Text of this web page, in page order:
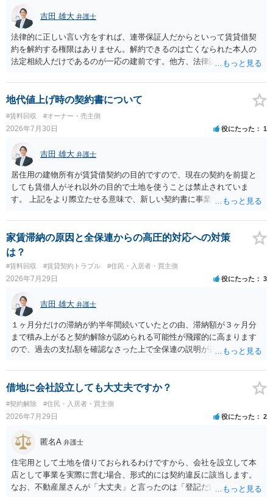
吉田 雄大 弁護士
法律的に正しい言い方をすれば、連帯保証人だからといって賃貸借契
約を解約する権限はありません。解約できるのは亡くなられた本人の
法定相続人だけであるのが一応の建前です。他方、法律論はさてお
する動機づけがなくなります。 今回進められつつある手続はあくまで
も、建物を賃貸人に一日も早く明け渡すための便宜的方法として理解
するのが良いと思います。またその方法で進めた方が、連帯保証人で
あるお知り合いさんにとっても、自身の経済的負担を最小限に食い止
められるため望ましいやり方だといえます。
地代値上げ時の契約書について
#賃料回収 #オーナー・売主側
2026年7月30日 役にたった 1
吉田 雄大 弁護士
居住用の建物所有が賃貸借契約の目的ですので、現在の契約を前提と
しても賃借人がそれ以外の目的で土地を使うことは禁止されていま
す。 上記をより際立たせる意味で、新しい契約書に事業用として用い
交渉である以上賃借人が拒んだ場合には入りませんが、提案するのは
良い方法と思います。
家賃滞納の原因と全保連からの高圧的対応への対策
は？
#賃料回収 #賃貸契約トラブル #住民・入居者・買主側
2026年7月29日 役にたった 3
吉田 雄大 弁護士
１ヶ月分だけの滞納が約半年間続いていたとの由、滞納額が３ヶ月分
まで積み上がると契約解除が認められる可能性が飛躍的に高まります
ので、過去の支払額を確認なさった上で全保連の説明が正しければ、
た理由は気になるところですが、中身のある返答は期待できないと思
います。
借地に会社設立しても大丈夫ですか？
#契約解除 #住民・入居者・買主側
2026年7月29日 役にたった 2
匿名A 弁護士
住宅用として土地を借りておられるわけですから、会社を設立して本
店として事業を実際に営む場合、形式的には契約違反に該当します。
なお、不動産屋さんが「大丈夫」と言ったのは「登記だけなら実務上